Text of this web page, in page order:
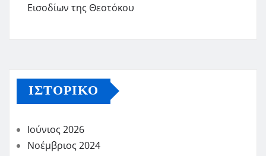
Εισοδίων της Θεοτόκου
ΙΣΤΟΡΙΚΌ
Ιούνιος 2026
Νοέμβριος 2024